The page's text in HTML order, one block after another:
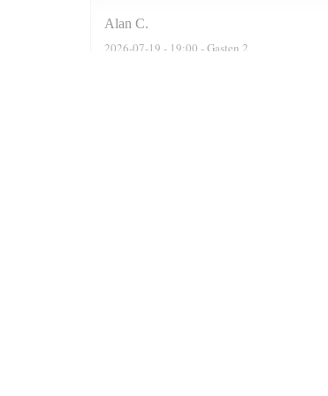
Alan C
2026-07-19 - 19:00 - Gasten 2